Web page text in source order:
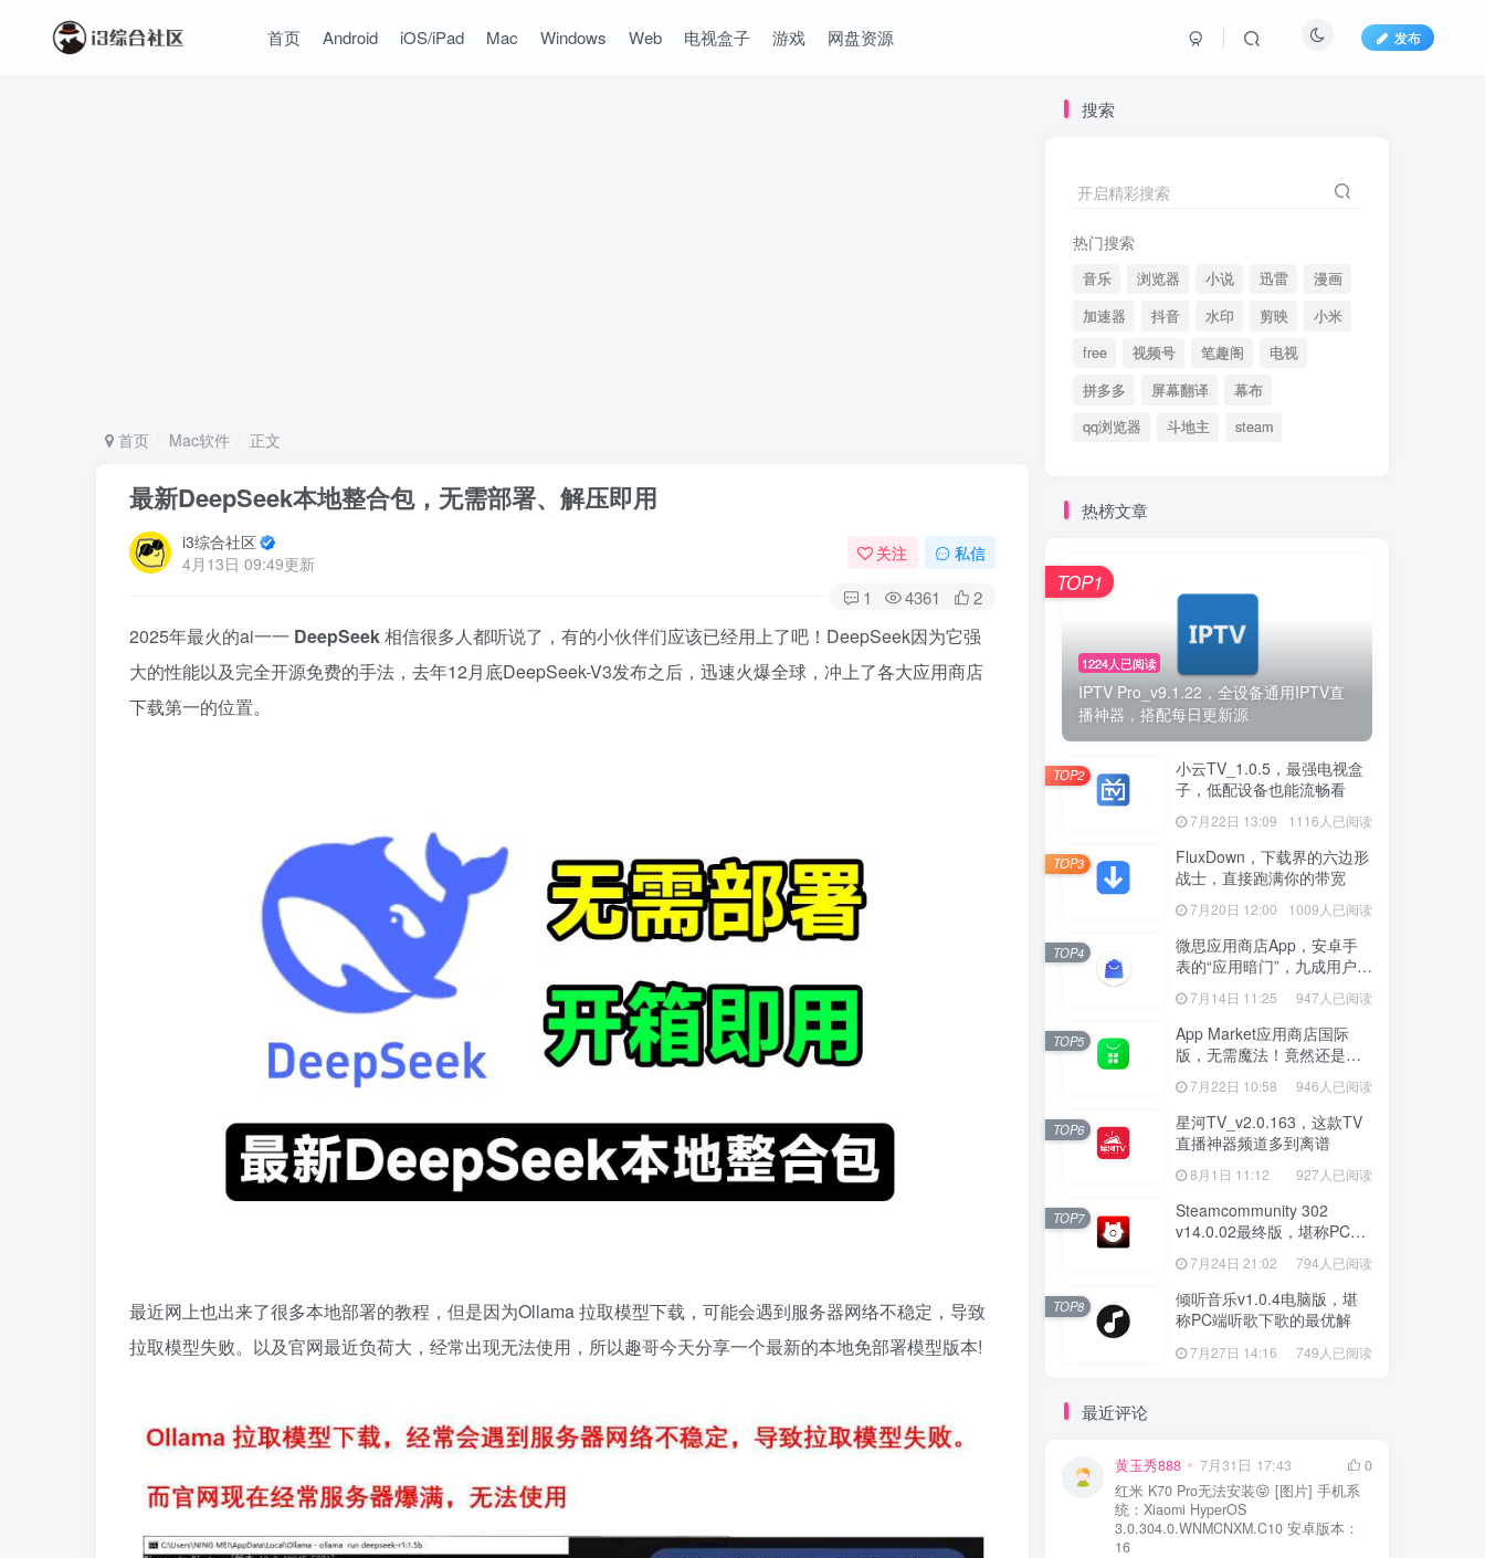
首页 Android iOS/iPad Mac Windows Web 电视盒子 游戏 网盘资源 发布
首页 Mac软件 正文
最新DeepSeek本地整合包，无需部署、解压即用
i3综合社区
4月13日 09:49更新
关注 私信
1 4361 2
2025年最火的ai一一 DeepSeek相信很多人都听说了，有的小伙伴们应该已经用上了吧！DeepSeek因为它强
大的性能以及完全开源免费的手法，去年12月底DeepSeek-V3发布之后，迅速火爆全球，冲上了各大应用商店
下载第一的位置。
最近网上也出来了很多本地部署的教程，但是因为Ollama 拉取模型下载，可能会遇到服务器网络不稳定，导致
拉取模型失败。以及官网最近负荷大，经常出现无法使用，所以趣哥今天分享一个最新的本地免部署模型版本!
搜索
开启精彩搜索
热门搜索
音乐 浏览器 小说 迅雷
漫画
加速器
抖音 水印 剪映
小米
free
视频号 笔趣阁
电视
拼多多
屏幕翻译
幕布
qq浏览器
斗地主 steam
热榜文章
1224人已阅读
IPTV Pro_v9.1.22，全设备通用IPTV直
播神器，搭配每日更新源
TOP1
小云TV_1.0.5，最强电视盒
子，低配设备也能流畅看
7月22日 13:09 1116人已阅读
TOP2
FluxDown，下载界的六边形
战士，直接跑满你的带宽
7月20日 12:00 1009人已阅读
TOP3
微思应用商店App，安卓手
表的“应用暗门”，九成用户还
没发现
7月14日 11:25 947人已阅读
TOP4
App Market应用商店国际
版，无需魔法！竟然还是大
厂出品？
7月22日 10:58 946人已阅读
TOP5
星河TV_v2.0.163，这款TV
直播神器频道多到离谱
8月1日 11:12 927人已阅读
TOP6
Steamcommunity 302
v14.0.02最终版，堪称PC玩
家必备的网络工具箱
7月24日 21:02 794人已阅读
TOP7
倾听音乐v1.0.4电脑版，堪
称PC端听歌下歌的最优解
7月27日 14:16 749人已阅读
TOP8
最近评论
黄玉秀888 7月31日 17:43
0
红米 K70 Pro无法安装😝 [图片] 手机系
统：Xiaomi HyperOS
3.0.304.0.WNMCNXM.C10 安卓版本：
16